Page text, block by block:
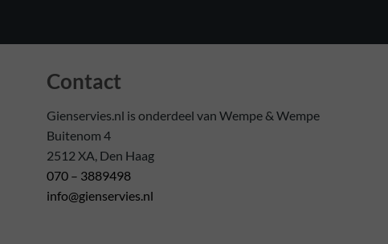
Contact
Gienservies.nl is onderdeel van Wempe & Wempe
Buitenom 4
2512 XA, Den Haag
070 – 3889498
info@gienservies.nl